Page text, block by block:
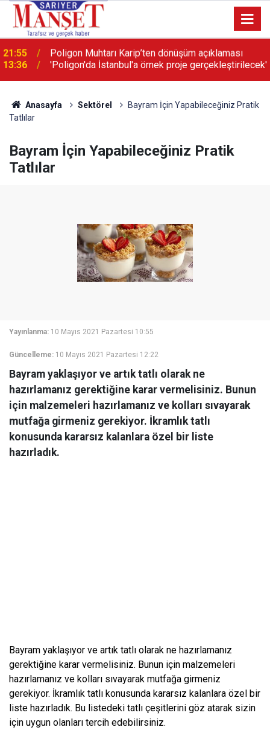
13:36 'Poligon'da İstanbul'a örnek proje gerçekleştirilecek'
Anasayfa Sektörel
Bayram İçin Yapabileceğiniz Pratik
Tatlılar
Bayram İçin Yapabileceğiniz Pratik
Tatlılar
Yayınlanma: 10 Mayıs 2021 Pazartesi 10:55
Güncelleme: 10 Mayıs 2021 Pazartesi 12:22
Bayram yaklaşıyor ve artık tatlı olarak ne
hazırlamanız gerektiğine karar vermelisiniz. Bunun
için malzemeleri hazırlamanız ve kolları sıvayarak
mutfağa girmeniz gerekiyor. İkramlık tatlı
konusunda kararsız kalanlara özel bir liste
hazırladık.
Bayram yaklaşıyor ve artık tatlı olarak ne hazırlamanız
gerektiğine karar vermelisiniz. Bunun için malzemeleri
hazırlamanız ve kolları sıvayarak mutfağa girmeniz
gerekiyor. İkramlık tatlı konusunda kararsız kalanlara özel bir
liste hazırladık. Bu listedeki tatlı çeşitlerini göz atarak sizin
için uygun olanları tercih edebilirsiniz.